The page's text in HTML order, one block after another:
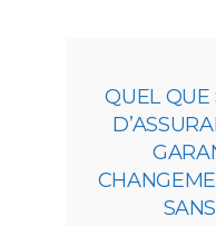
QUEL QUE